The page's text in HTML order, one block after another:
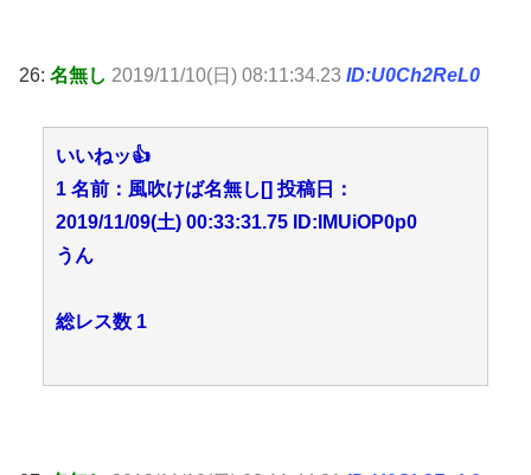
26: 名無し 2019/11/10(日) 08:11:34.23 ID:U0Ch2ReL0
いいねッ👍
1 名前：風吹けば名無し[] 投稿日：
2019/11/09(土) 00:33:31.75 ID:IMUiOP0p0
うん
総レス数 1